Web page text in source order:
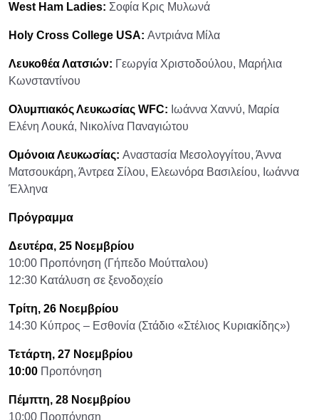
West Ham Ladies: Σοφία Κρις Μυλωνά
Holy Cross College USA: Αντριάνα Μίλα
Λευκοθέα Λατσιών: Γεωργία Χριστοδούλου, Μαρήλια
Κωνσταντίνου
Ολυμπιακός Λευκωσίας WFC: Ιωάννα Χαννύ, Μαρία
Ελένη Λουκά, Νικολίνα Παναγιώτου
Ομόνοια Λευκωσίας: Αναστασία Μεσολογγίτου, Άννα
Ματσουκάρη, Άντρεα Σίλου, Ελεωνόρα Βασιλείου, Ιωάννα
Έλληνα
Πρόγραμμα
Δευτέρα, 25 Νοεμβρίου
10:00 Προπόνηση (Γήπεδο Μούτταλου)
12:30 Κατάλυση σε ξενοδοχείο
Τρίτη, 26 Νοεμβρίου
14:30 Κύπρος – Εσθονία (Στάδιο «Στέλιος Κυριακίδης»)
Τετάρτη, 27 Νοεμβρίου
10:00 Προπόνηση
Πέμπτη, 28 Νοεμβρίου
10:00 Προπόνηση